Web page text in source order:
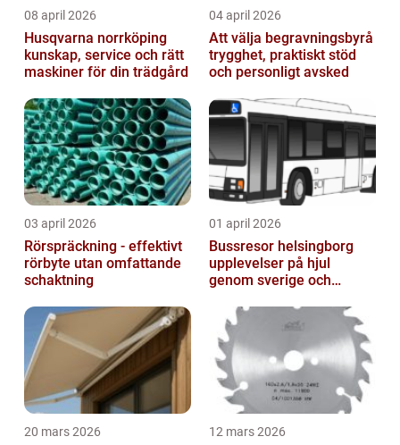
08 april 2026
Husqvarna norrköping
kunskap, service och rätt
maskiner för din trädgård
04 april 2026
Att välja begravningsbyrå
trygghet, praktiskt stöd
och personligt avsked
03 april 2026
Rörspräckning - effektivt
rörbyte utan omfattande
schaktning
01 april 2026
Bussresor helsingborg
upplevelser på hjul
genom sverige och
20 mars 2026 12 mars 2026